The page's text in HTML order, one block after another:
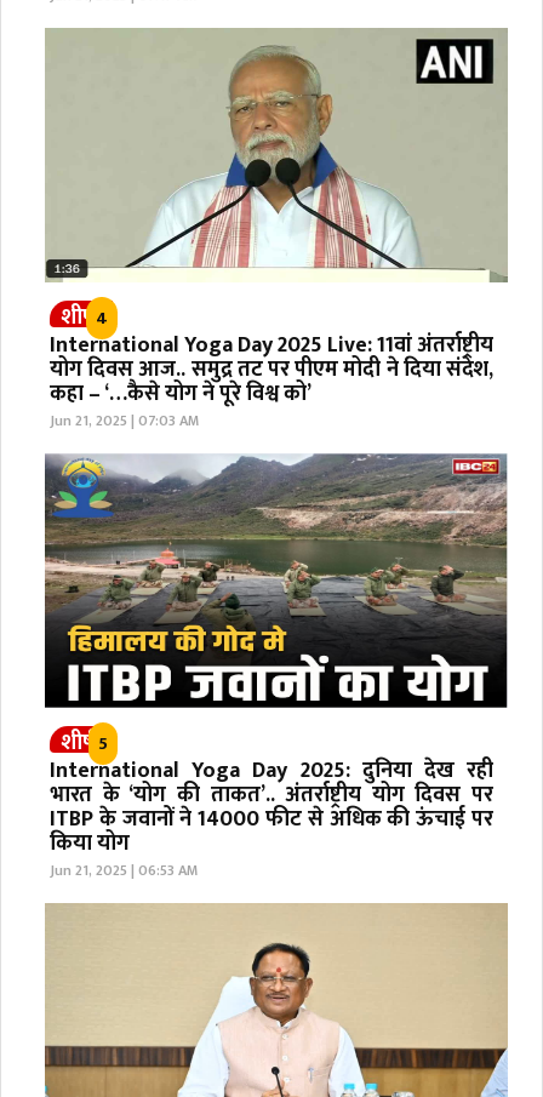
शीर्ष 4
International Yoga Day 2025 Live: 11वां अंतर्राष्ट्रीय
योग दिवस आज.. समुद्र तट पर पीएम मोदी ने दिया संदेश,
कहा – ‘…कैसे योग ने पूरे विश्व को’
Jun 21, 2025 | 07:03 AM
शीर्ष 5
International Yoga Day 2025: दुनिया देख रही
भारत के ‘योग की ताकत’.. अंतर्राष्ट्रीय योग दिवस पर
ITBP के जवानों ने 14000 फीट से अधिक की ऊंचाई पर
किया योग
Jun 21, 2025 | 06:53 AM